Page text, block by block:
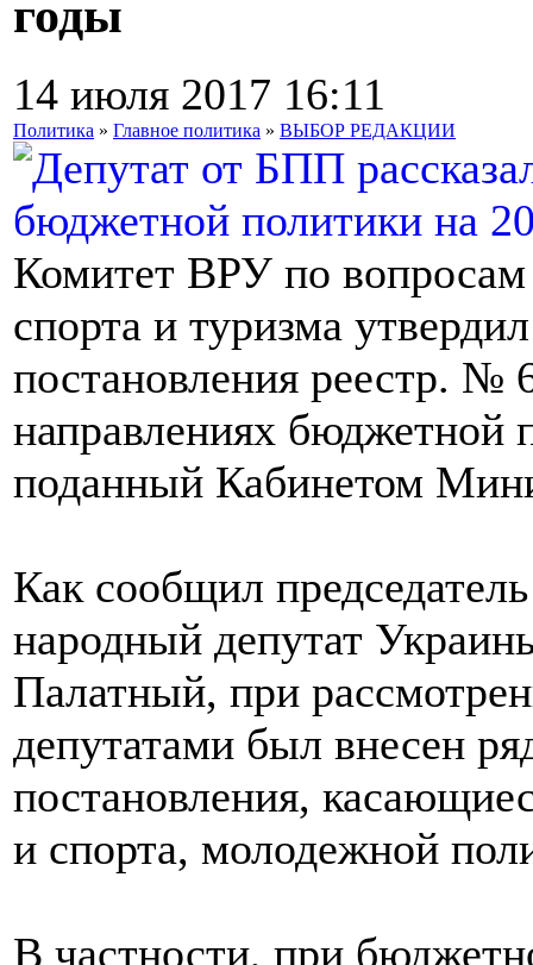
годы
14 июля 2017 16:11
Политика » Главное политика » ВЫБОР РЕДАКЦИИ
Комитет ВРУ по
спорта и туризма
постановления реестр. №
направлениях бюджетной
поданный Кабинетом
Как сообщил
народный депутат
Палатный, при
депутатами был внесен
постановления,
и спорта, молодежной
В частности, при